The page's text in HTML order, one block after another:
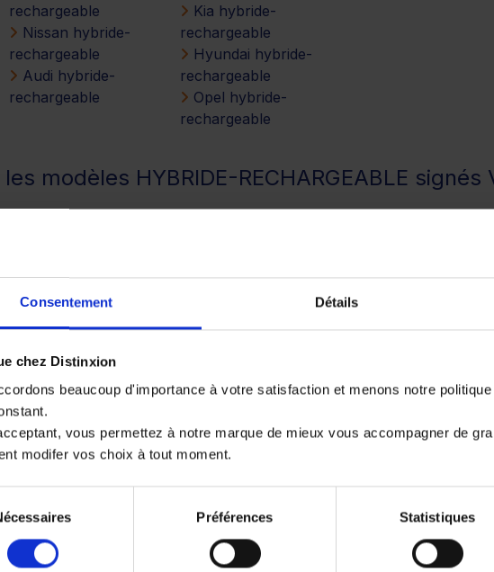
Consentement Détails
chez Distinxion
beaucoup d'importance à votre satisfaction et menons notre
vous permettez à notre marque de mieux vous accompagner de
modifer vos choix à tout moment.
Préférences Statistiques
rechargeable
Nissan hybride-
rechargeable
Audi hybride-
rechargeable
Kia hybride-
rechargeable
Hyundai hybride-
rechargeable
Opel hybride-
rechargeable
modèles HYBRIDE-RECHARGEABLE signés
VOLKSWAGEN HYBRIDE-RECHARGEABLE
VOLKSWAGEN HYBRIDE-